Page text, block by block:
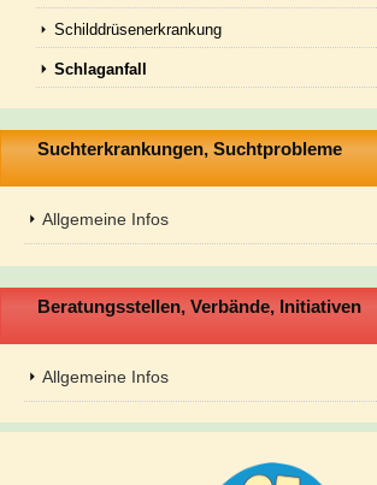
Schilddrüsenerkrankung
Schlaganfall
Suchterkrankungen, Suchtprobleme
Allgemeine Infos
Beratungsstellen, Verbände, Initiativen
Allgemeine Infos